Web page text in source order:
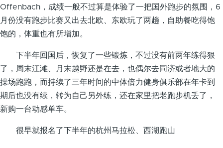
Offenbach，成绩一般不过算是体验了一把国外跑步的氛围，6
月份没有跑步比赛又出去北欧、东欧玩了两趟，自助餐吃得饱
饱的，体重也有所增加。
下半年回国后，恢复了一些锻炼，不过没有前两年练得狠
了，周末江滩、月末越野还是在去，也偶尔去同济或者地大的
操场跑跑，而持续了三年时间的中体倍力健身俱乐部在年卡到
期后也没有续，转为自己另外练，还在家里把老跑步机丢了，
新购一台动感单车。
很早就报名了下半年的杭州马拉松、西湖跑山